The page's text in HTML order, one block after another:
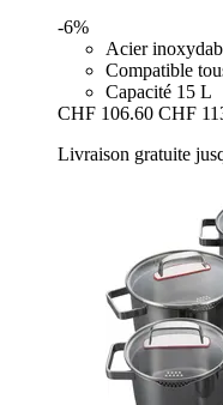
-6%
Acier
Compatible
Capacité 15 L
CHF 106.60 CHF
Livraison gratuite